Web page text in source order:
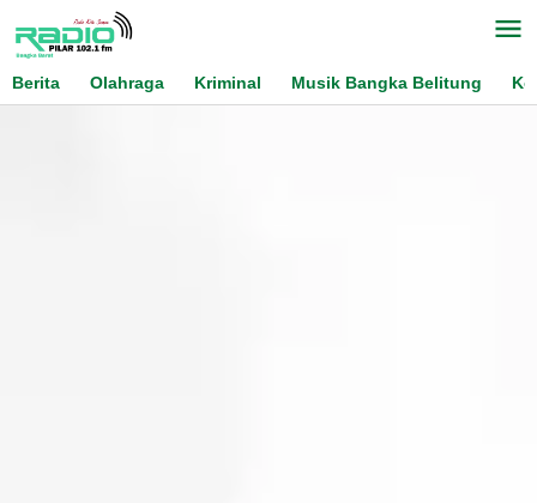
content
Berita
Olahraga Kriminal Musik Bangka Belitung